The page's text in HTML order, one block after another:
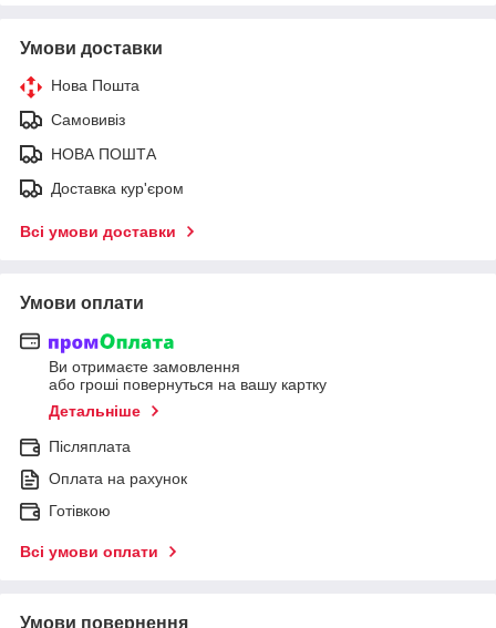
Умови доставки
Нова Пошта
Самовивіз
НОВА ПОШТА
Доставка кур'єром
Всі умови доставки
Умови оплати
Ви отримаєте замовлення
або гроші повернуться на вашу картку
Детальніше
Післяплата
Оплата на рахунок
Готівкою
Всі умови оплати
Умови повернення